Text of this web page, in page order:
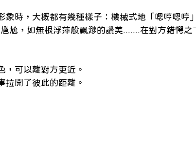
象時，大概都有幾種樣子：機械式地「嗯哼嗯哼
尬，如無根浮萍般飄渺的讚美.......在對方錯愕之
，可以離對方更近。
拉開了彼此的距離。